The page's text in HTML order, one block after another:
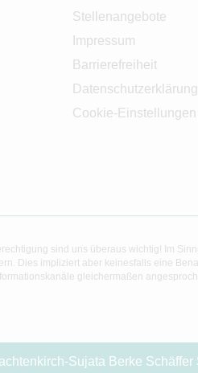
Stellenangebote
Impressum
Barrierefreiheit
Datenschutzerklärung
Cookie-Einstellungen
sind uns überaus wichtig! Im
Dies impliziert aber keinesfalls eine
gleichermaßen
Sujata Berke